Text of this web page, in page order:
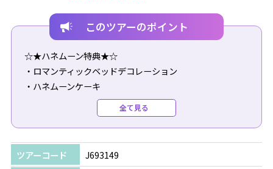
このツアーのポイント
☆★ハネムーン特典★☆
・ロマンティックベッドデコレーション
・ハネムーンケーキ
・ロマンティックターンダウンサービス
・食事の際に利用できる75ドルのクレジット(1部屋)
※入籍後6ヶ月以内の方が対象となり、チェックインの際
に証明書の提示が必要です。
全て見る
ツアーコード
J693149